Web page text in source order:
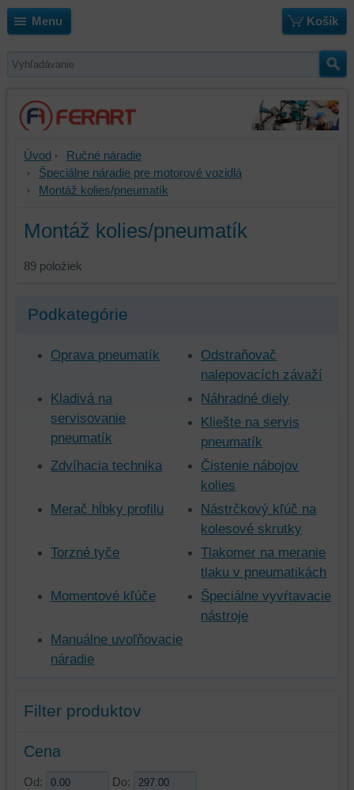
Menu Košík
Úvod
Ručné náradie
Špeciálne náradie pre motorové vozidlá
Montáž kolies/pneumatík
Montáž kolies/pneumatík
89 položiek
Podkategórie
Oprava pneumatík
Odstraňovač
nalepovacích závaží
Kladivá na
servisovanie
pneumatík
Náhradné diely
Kliešte na servis
pneumatík
Zdvíhacia technika
Čistenie nábojov
kolies
Merač hĺbky profilu
Nástrčkový kľúč na
kolesové skrutky
Torzné tyče
Tlakomer na meranie
tlaku v pneumatikách
Momentové kľúče
Špeciálne vyvŕtavacie
nástroje
Manuálne uvoľňovacie
náradie
Filter produktov
Cena
Od: Do: